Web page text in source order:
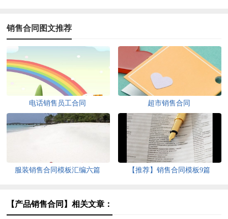
销售合同图文推荐
电话销售员工合同 超市销售合同
服装销售合同模板汇编六篇 【推荐】销售合同模板9篇
【产品销售合同】相关文章：